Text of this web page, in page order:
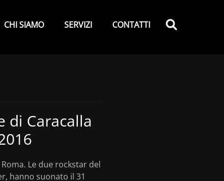
CHI SIAMO SERVIZI CONTATTI
di Caracalla
Le due rockstar del
hanno suonato il 31